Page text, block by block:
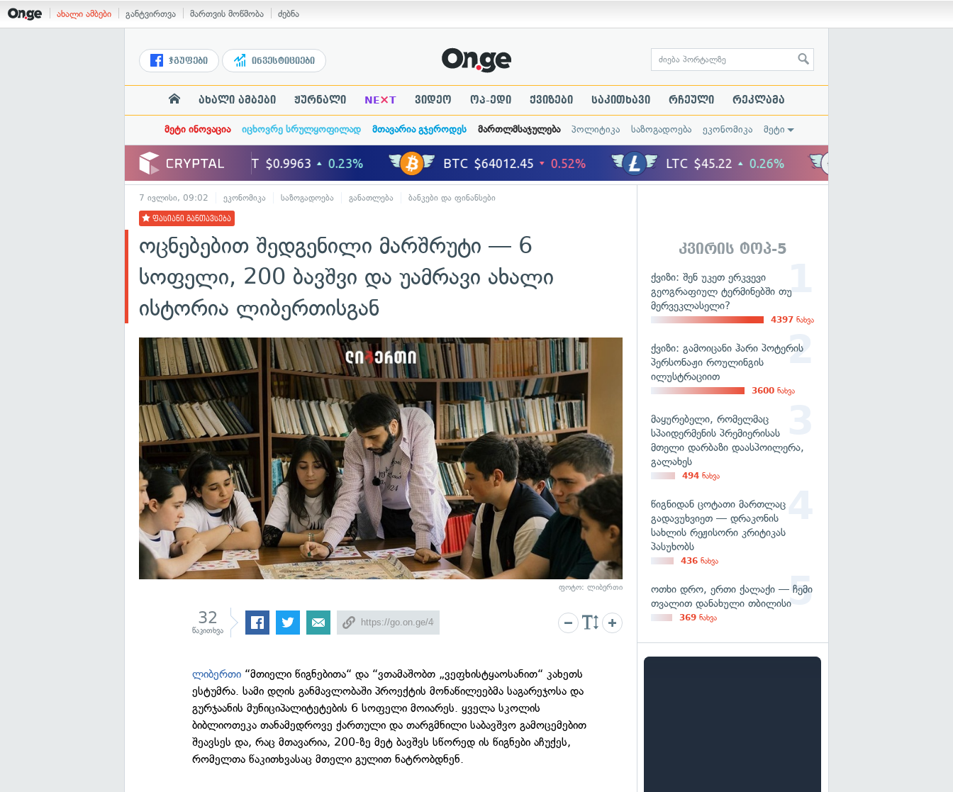
ახალი ამბები განტვირთვა მართვის მოწმობა ძებნა
ჯგუფები ინვესტიციები
ახალი ამბები ჟურნალი NE×T ვიდეო ოპ-ედი ქვიზები საკითხავი რჩეული რეკლამა
მეტი ინოვაცია იცხოვრე სრულყოფილად მთავარია გჯეროდეს მართლმსაჯულება პოლიტიკა საზოგადოება ეკონომიკა მეტი
7 ივლისი, 09:02 ეკონომიკა საზოგადოება განათლება ბანკები და ფინანსები
ფასიანი განთავსება
ოცნებებით შედგენილი მარშრუტი — 6
სოფელი, 200 ბავშვი და უამრავი ახალი
ისტორია ლიბერთისგან
ფოტო: ლიბერთი
32
წაკითხვა
ლიბერთი “მთიელი წიგნებითა“ და “ვთამაშობთ „ვეფხისტყაოსანით“ კახეთს
ესტუმრა. სამი დღის განმავლობაში პროექტის მონაწილეებმა საგარეჯოსა და
გურჯაანის მუნიციპალიტეტების 6 სოფელი მოიარეს. ყველა სკოლის
ბიბლიოთეკა თანამედროვე ქართული და თარგმნილი საბავშვო გამოცემებით
შეავსეს და, რაც მთავარია, 200-ზე მეტ ბავშვს სწორედ ის წიგნები აჩუქეს,
რომელთა წაკითხვასაც მთელი გულით ნატრობდნენ.
კვირის ტოპ-5
ქვიზი: შენ უკეთ ერკვევი
გეოგრაფიულ ტერმინებში თუ
მერვეკლასელი?
4397 ნახვა
ქვიზი: გამოიცანი ჰარი პოტერის
პერსონაჟი როულინგის
ილუსტრაციით
3600 ნახვა
მაყურებელი, რომელმაც
სპაიდერმენის პრემიერისას
მთელი დარბაზი დაასპოილერა,
გალახეს
494 ნახვა
წიგნიდან ცოტათი მართლაც
გადავუხვიეთ — დრაკონის
სახლის რეჟისორი კრიტიკას
პასუხობს
436 ნახვა
ოთხი დრო, ერთი ქალაქი — ჩემი
თვალით დანახული თბილისი
369 ნახვა